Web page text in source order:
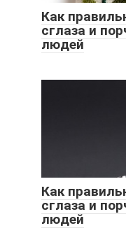
Как
сглаза и
людей
Как
сглаза и
людей